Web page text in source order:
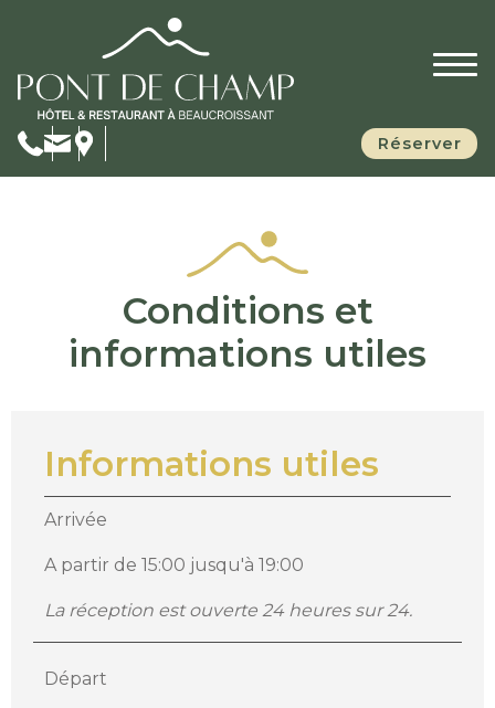
Réserver
Conditions et
informations utiles
Informations utiles
Arrivée
A partir de 15:00 jusqu'à 19:00
La réception est ouverte 24 heures sur 24.
Départ